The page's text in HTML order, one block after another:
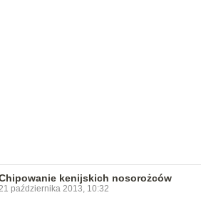
kenijskich nosorożców
października 2013, 10:32